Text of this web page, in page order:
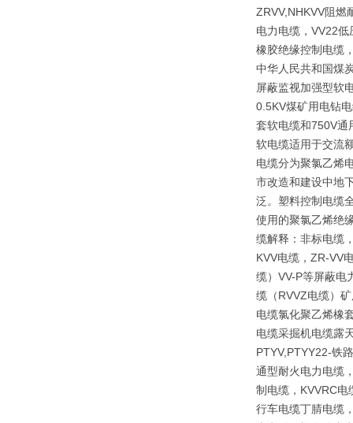
ZRVV,NHKVV阻燃
电力电缆，VV22
橡胶绝缘控制电缆
中华人民共和国煤
屏蔽监视加强型软
0.5KV煤矿用电钻
套软电缆和750V通
软电缆适用于交流
电缆分为聚氯乙烯
市改造和建设中地
泛。塑料控制电缆
使用的聚氯乙烯绝
缆解释：非标电缆
KVV电缆，ZR-VV
缆）VV-P等屏蔽电
缆（RVVZ电缆）
电缆氯化聚乙烯橡
电缆采掘机电缆露
PTYV,PTYY22-铁
通型耐火电力电缆
制电缆，KVVRC
行车电缆丁腈电缆